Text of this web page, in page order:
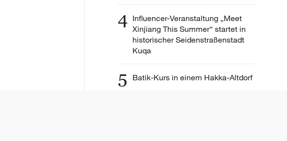
4 Influencer-Veranstaltung „Meet
Xinjiang This Summer“ startet in
historischer Seidenstraßenstadt
Kuqa
5 Batik-Kurs in einem Hakka-Altdorf